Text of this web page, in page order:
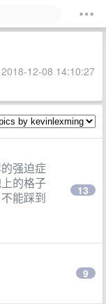
12-08 14:10:27
强迫症
的格子
能踩到
13
9